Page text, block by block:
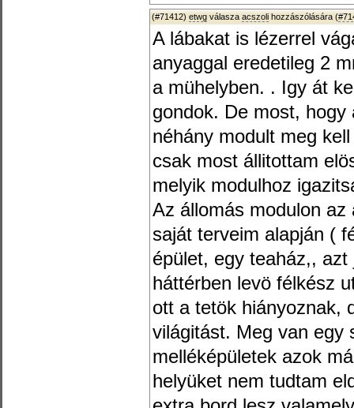
(#71412) etwg válasza acszoli hozzászólására (
A lábakat is lézerrel
anyaggal eredetileg 2
a mühelyben. . Igy át
gondok. De most,
néhány modult meg
csak most állitottam
melyik modulhoz
Az állomás modulon
saját terveim alapján (
épület, egy teaház,,
háttérben levö félkész
ott a tetök hiányoznak,
világitást. Meg van egy
melléképületek azok
helyüket nem tudtam